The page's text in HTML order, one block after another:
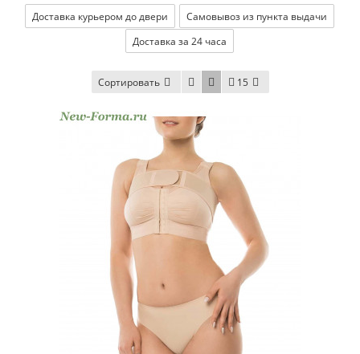
Доставка курьером до двери
Самовывоз из пункта выдачи
Доставка за 24 часа
Сортировать 15